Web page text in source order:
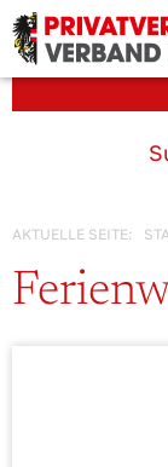
AKTUELLE SEITE: